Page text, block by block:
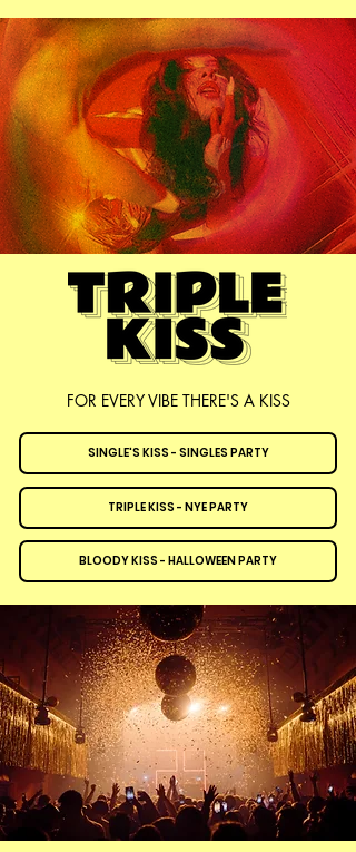
FOR EVERY VIBE THERE'S A KISS
SINGLE'S KISS - SINGLES PARTY
TRIPLE KISS - NYE PARTY
BLOODY KISS - HALLOWEEN PARTY